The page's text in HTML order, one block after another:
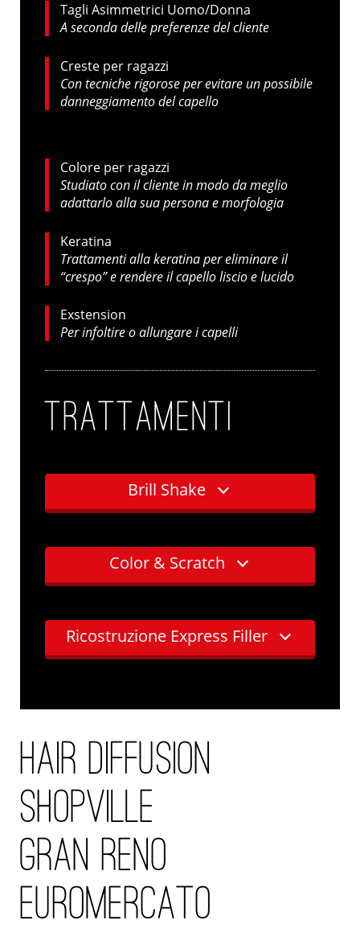
Tagli Asimmetrici Uomo/Donna
A seconda delle preferenze del cliente
Creste per ragazzi
Con tecniche rigorose per evitare un possibile
danneggiamento del capello
Colore per ragazzi
Studiato con il cliente in modo da meglio
adattarlo alla sua persona e morfologia
Keratina
Trattamenti alla keratina per eliminare il
“crespo” e rendere il capello liscio e lucido
Exstension
Per infoltire o allungare i capelli
TRATTAMENTI
Brill Shake
Color & Scratch
Ricostruzione Express Filler
HAIR DIFFUSION
SHOPVILLE
GRAN RENO
EUROMERCATO